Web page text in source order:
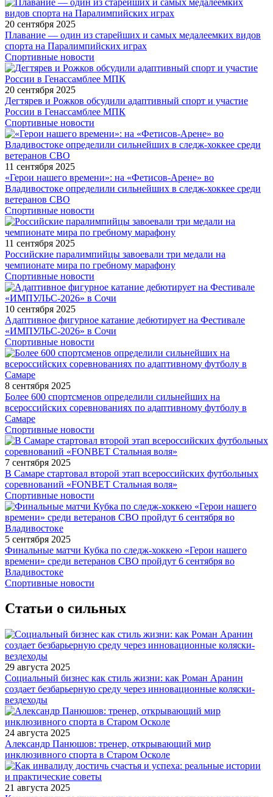
20 сентября 2025
Плавание — один из старейших и самых медалеемких видов
спорта на Паралимпийских играх
Спортивные новости
20 сентября 2025
Дегтярев и Рожков обсудили адаптивный спорт и участие
России в Генассамблее МПК
Спортивные новости
11 сентября 2025
«Герои нашего времени»: на «Фетисов-Арене» во
Владивостоке определили сильнейших в следж-хоккее среди
ветеранов СВО
Спортивные новости
11 сентября 2025
Российские паралимпийцы завоевали три медали на
чемпионате мира по гребному марафону
Спортивные новости
10 сентября 2025
Адаптивное фигурное катание дебютирует на Фестивале
«ИМПУЛЬС-2026» в Сочи
Спортивные новости
8 сентября 2025
Более 600 спортсменов определили сильнейших на
всероссийских соревнованиях по адаптивному футболу в
Самаре
Спортивные новости
7 сентября 2025
В Самаре стартовал второй этап всероссийских футбольных
соревнований «FONBET Стальная воля»
Спортивные новости
5 сентября 2025
Финальные матчи Кубка по следж-хоккею «Герои нашего
времени» среди ветеранов СВО пройдут 6 сентября во
Владивостоке
Спортивные новости
Статьи о сильных
29 августа 2025
Социальный бизнес как стиль жизни: как Роман Аранин
создает безбарьерную среду через инновационные коляски-
вездеходы
24 августа 2025
Александр Панюшов: тренер, открывающий мир
инклюзивного спорта в Старом Осколе
21 августа 2025